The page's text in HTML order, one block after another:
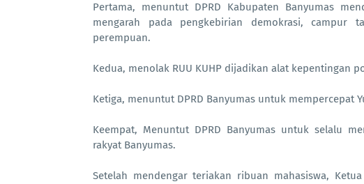
Pertama, menuntut DPRD Kabupaten Banyumas
mengarah pada pengkebirian demokrasi, campur
perempuan.
Kedua, menolak RUU KUHP dijadikan alat kepentingan
Ketiga, menuntut DPRD Banyumas untuk mempercepat
Keempat, Menuntut DPRD Banyumas untuk selalu
rakyat Banyumas.
Setelah mendengar teriakan ribuan mahasiswa,